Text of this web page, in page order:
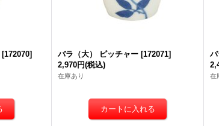
[172070]
バラ（大） ピッチャー [172071]
2,970円(税込)
在庫あり 在